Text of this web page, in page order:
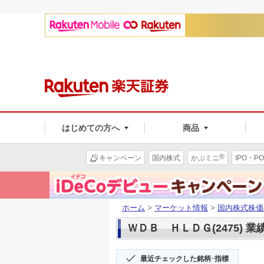
はじめての方へ 商品
キャンペーン 国内株式 かぶミニ® IPO・PO
ホーム > マーケット情報 > 国内株式株
ＷＤＢ ＨＬＤＧ(2475) 業
最近チェックした銘柄･指標